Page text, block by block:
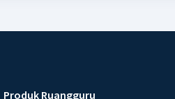
Produk Ruangguru